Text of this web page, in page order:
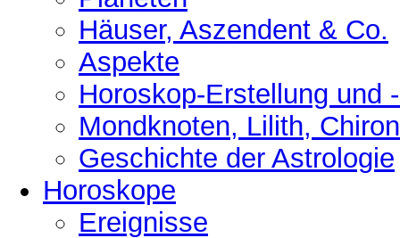
Häuser, Aszendent & Co.
Aspekte
Horoskop-Erstellung und
Mondknoten, Lilith,
Geschichte der Astrologie
Horoskope
Ereignisse